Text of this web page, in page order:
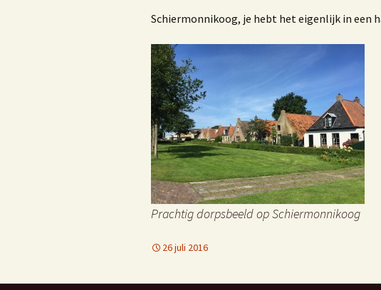
Combiplant
fotoboek over
Mensen om mij
Een Kwestie
Schiermonnikoog, je hebt het eigenlijk in een
Prachtig dorpsbeeld op Schiermonnikoog
26 juli 2016